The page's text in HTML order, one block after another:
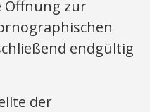
Öffnung zur
endgültig
der